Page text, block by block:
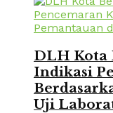
DLH Kota
Indikasi
Uji